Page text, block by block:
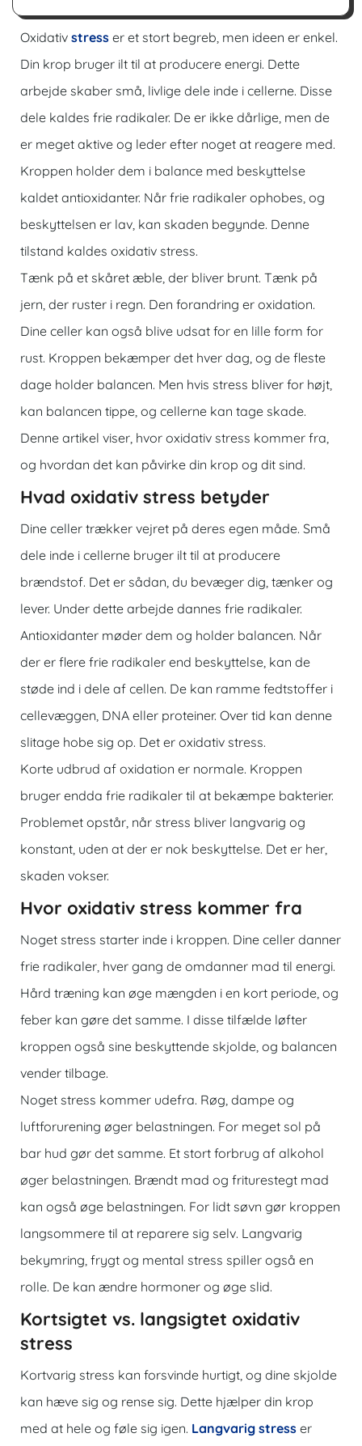
Oxidativ stress er et stort begreb, men ideen er enkel.
Din krop bruger ilt til at producere energi. Dette
arbejde skaber små, livlige dele inde i cellerne. Disse
dele kaldes frie radikaler. De er ikke dårlige, men de
er meget aktive og leder efter noget at reagere med.
Kroppen holder dem i balance med beskyttelse
kaldet antioxidanter. Når frie radikaler ophobes, og
beskyttelsen er lav, kan skaden begynde. Denne
tilstand kaldes oxidativ stress.
Tænk på et skåret æble, der bliver brunt. Tænk på
jern, der ruster i regn. Den forandring er oxidation.
Dine celler kan også blive udsat for en lille form for
rust. Kroppen bekæmper det hver dag, og de fleste
dage holder balancen. Men hvis stress bliver for højt,
kan balancen tippe, og cellerne kan tage skade.
Denne artikel viser, hvor oxidativ stress kommer fra,
og hvordan det kan påvirke din krop og dit sind.
Hvad oxidativ stress betyder
Dine celler trækker vejret på deres egen måde. Små
dele inde i cellerne bruger ilt til at producere
brændstof. Det er sådan, du bevæger dig, tænker og
lever. Under dette arbejde dannes frie radikaler.
Antioxidanter møder dem og holder balancen. Når
der er flere frie radikaler end beskyttelse, kan de
støde ind i dele af cellen. De kan ramme fedtstoffer i
cellevæggen, DNA eller proteiner. Over tid kan denne
slitage hobe sig op. Det er oxidativ stress.
Korte udbrud af oxidation er normale. Kroppen
bruger endda frie radikaler til at bekæmpe bakterier.
Problemet opstår, når stress bliver langvarig og
konstant, uden at der er nok beskyttelse. Det er her,
skaden vokser.
Hvor oxidativ stress kommer fra
Noget stress starter inde i kroppen. Dine celler danner
frie radikaler, hver gang de omdanner mad til energi.
Hård træning kan øge mængden i en kort periode, og
feber kan gøre det samme. I disse tilfælde løfter
kroppen også sine beskyttende skjolde, og balancen
vender tilbage.
Noget stress kommer udefra. Røg, dampe og
luftforurening øger belastningen. For meget sol på
bar hud gør det samme. Et stort forbrug af alkohol
øger belastningen. Brændt mad og friturestegt mad
kan også øge belastningen. For lidt søvn gør kroppen
langsommere til at reparere sig selv. Langvarig
bekymring, frygt og mental stress spiller også en
rolle. De kan ændre hormoner og øge slid.
Kortsigtet vs. langsigtet oxidativ
stress
Kortvarig stress kan forsvinde hurtigt, og dine skjolde
kan hæve sig og rense sig. Dette hjælper din krop
med at hele og føle sig igen. Langvarig stress er